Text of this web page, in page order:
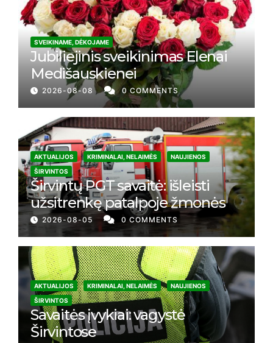
SVEIKINAME, DĖKOJAME
Jubiliejinis sveikinimas Elenai
Medišauskienei
2026-08-08 0 COMMENTS
AKTUALIJOS KRIMINALAI, NELAIMĖS
NAUJIENOS
ŠIRVINTOS
Širvintų PGT savaitė: išleisti
užsitrenkę patalpoje žmonės
2026-08-05 0 COMMENTS
AKTUALIJOS KRIMINALAI, NELAIMĖS
NAUJIENOS
ŠIRVINTOS
Savaitės įvykiai: vagystė
Širvintose